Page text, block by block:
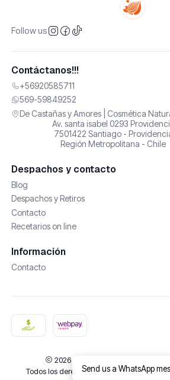
Follow us
Contáctanos!!!
+56920585711
569-59849252
De Castañas y Amores | Cosmética
Av. santa isabel 0293
7501422 Santiago -
Región Metropolitana - Chile
Despachos y contacto
Blog
Despachos y Retiros
Contacto
Recetarios on line
Información
Contacto
2026 De Castañas y Amores |
Todos los derechos reservados.
Send us a WhatsApp